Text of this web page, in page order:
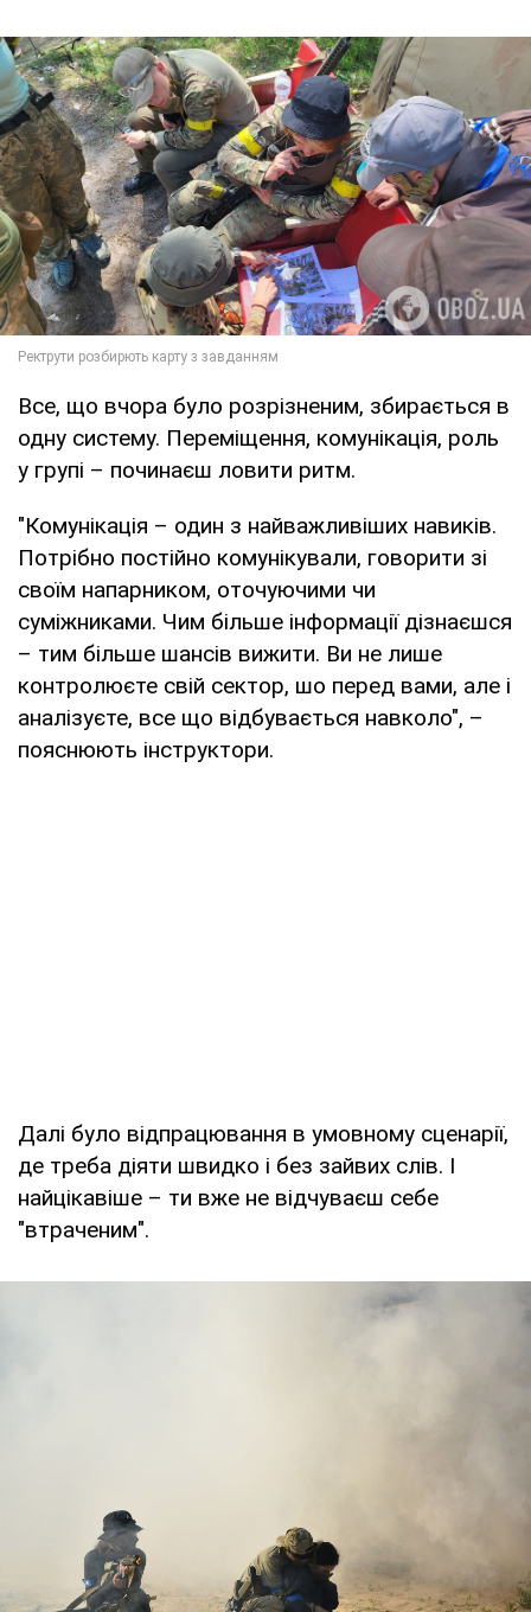
Все, що вчора було розрізненим, збирається в
одну систему. Переміщення, комунікація, роль
у групі – починаєш ловити ритм.
"Комунікація – один з найважливіших навиків.
Потрібно постійно комунікували, говорити зі
своїм напарником, оточуючими чи
суміжниками. Чим більше інформації дізнаєшся
– тим більше шансів вижити. Ви не лише
контролюєте свій сектор, шо перед вами, але і
аналізуєте, все що відбувається навколо", –
пояснюють інструктори.
Далі було відпрацювання в умовному сценарії,
де треба діяти швидко і без зайвих слів. І
найцікавіше – ти вже не відчуваєш себе
"втраченим".